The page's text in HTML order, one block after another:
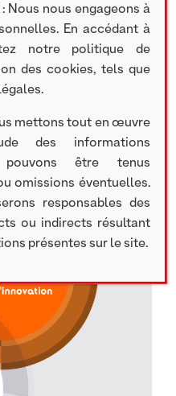
NYSE Euronext
: Nous nous engageons à
En accédant à
notre politique de
des cookies, tels que
mettons tout en œuvre
des informations
être tenus
omissions éventuelles.
responsables des
ou indirects résultant
présentes sur le site.